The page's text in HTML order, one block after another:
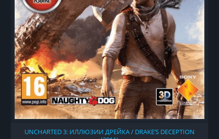
UNCHARTED 3: ИЛЛЮЗИИ ДРЕЙКА / DRAKE’S DECEPTION